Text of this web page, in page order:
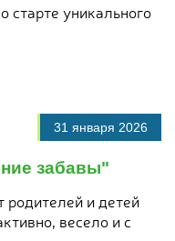
уникального
31 января 2026
забавы"
и детей
весело и с